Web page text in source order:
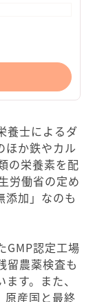
養士によるダ
ほか鉄やカル
の栄養素を配
労働省の定め
添加」なのも
GMP認定工場
留農薬検査も
す。また、
原産国と最終